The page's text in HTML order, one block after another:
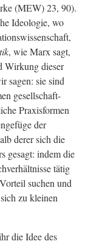
(MEW) 23, 90).
Ideologie, wo
, wie Marx sagt,
Wirkung dieser
sagen: sie sind
gesellschaft-
Praxisformen
der
derer sich die
gesagt: indem die
tätig
suchen und
zu kleinen
die Idee des